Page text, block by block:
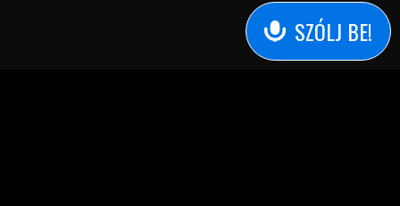
Találj meg :
SZÓLJ BE!